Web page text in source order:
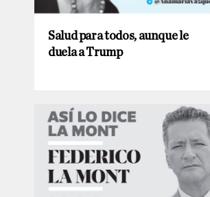
Salud para todos, aunque le
duela a Trump